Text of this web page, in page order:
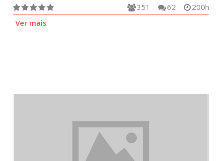
200h
62
351
Ver mais